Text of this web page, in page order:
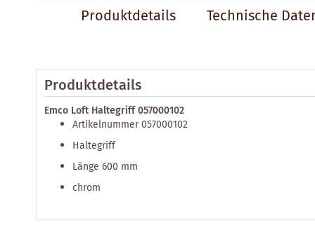
Produktdetails Technische
Produktdetails
Emco Loft Haltegriff 057000102
Artikelnummer 057000102
Haltegriff
Länge 600 mm
chrom